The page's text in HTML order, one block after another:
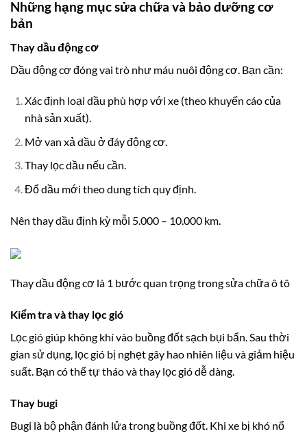
Những hạng mục sửa chữa và bảo dưỡng cơ
bản
Thay dầu động cơ
Dầu động cơ đóng vai trò như máu nuôi động cơ. Bạn cần:
Xác định loại dầu phù hợp với xe (theo khuyến cáo của
nhà sản xuất).
Mở van xả dầu ở đáy động cơ.
Thay lọc dầu nếu cần.
Đổ dầu mới theo dung tích quy định.
Nên thay dầu định kỳ mỗi 5.000 – 10.000 km.
Thay dầu động cơ là 1 bước quan trọng trong sửa chữa ô tô
Kiểm tra và thay lọc gió
Lọc gió giúp không khí vào buồng đốt sạch bụi bẩn. Sau thời
gian sử dụng, lọc gió bị nghẹt gây hao nhiên liệu và giảm hiệu
suất. Bạn có thể tự tháo và thay lọc gió dễ dàng.
Thay bugi
Bugi là bộ phận đánh lửa trong buồng đốt. Khi xe bị khó nổ